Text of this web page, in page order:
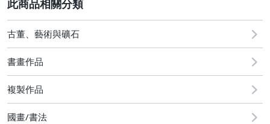
其它
古董、藝術與礦石
書畫作品
複製作品
國畫/書法